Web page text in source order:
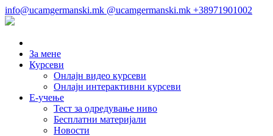
info@ucamgermanski.mk @ucamgermanski.mk +38971901002
За мене
Курсеви
Онлајн видео курсеви
Онлајн интерактивни курсеви
Е-учење
Тест за одредување ниво
Бесплатни материјали
Новости